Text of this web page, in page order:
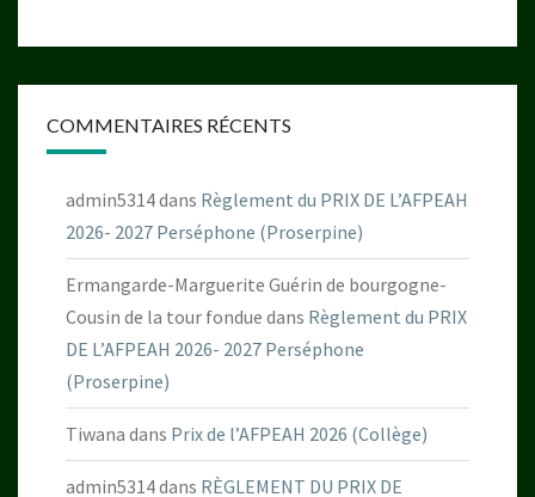
COMMENTAIRES RÉCENTS
admin5314dans Règlement du PRIX DE L’AFPEAH
2026- 2027 Perséphone (Proserpine)
Ermangarde-Marguerite Guérin de bourgogne-
Cousin de la tour fondue dans Règlement du PRIX
DE L’AFPEAH 2026- 2027 Perséphone
(Proserpine)
Tiwana dans Prix de l’AFPEAH 2026 (Collège)
admin5314dans RÈGLEMENT DU PRIX DE